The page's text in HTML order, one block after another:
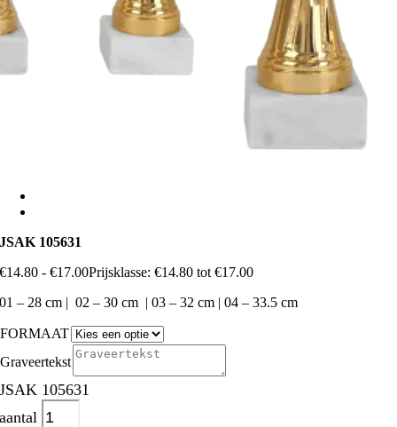
JSAK 105631
€14.80 - €17.00Prijsklasse: €14.80 tot €17.00
01 – 28 cm | 02 – 30 cm | 03 – 32 cm | 04 – 33.5 cm
FORMAAT
Graveertekst
JSAK 105631
aantal